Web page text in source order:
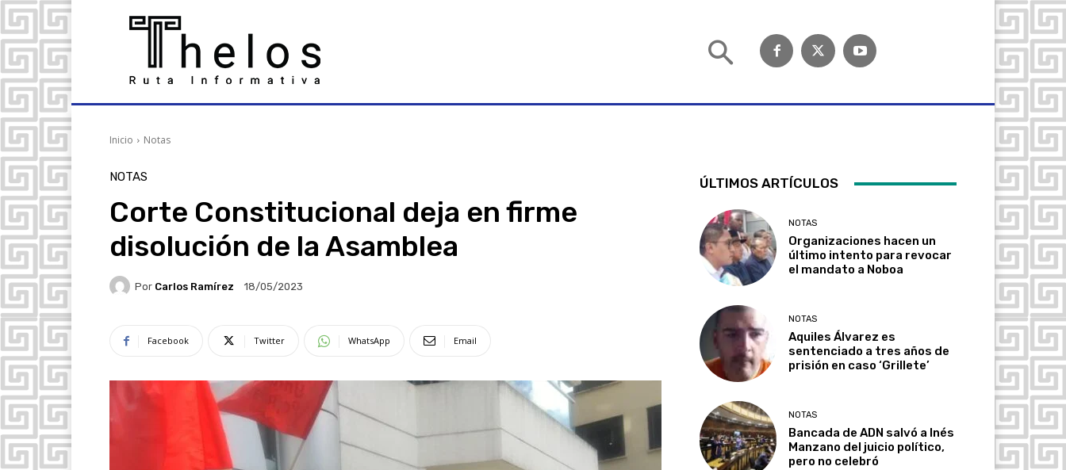
Inicio Notas
NOTAS
Corte Constitucional deja en firme
disolución de la Asamblea
Por Carlos Ramírez 18/05/2023
Facebook Twitter WhatsApp Email
ÚLTIMOS ARTÍCULOS
NOTAS
Organizaciones hacen un
último intento para revocar
el mandato a Noboa
NOTAS
Aquiles Álvarez es
sentenciado a tres años de
prisión en caso ‘Grillete’
NOTAS
Bancada de ADN salvó a Inés
Manzano del juicio político,
pero no celebró